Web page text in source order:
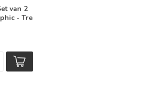
van 2
- Tre